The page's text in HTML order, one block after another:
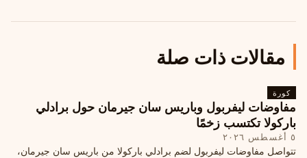
مقالات ذات صلة
كورة
مفاوضات ليفربول وباريس سان جيرمان حول برادلي
باركولا تكتسب زخمًا
٥ أغسطس ٢٠٢٦
تتواصل مفاوضات ليفربول لضم برادلي باركولا من باريس سان جيرمان،